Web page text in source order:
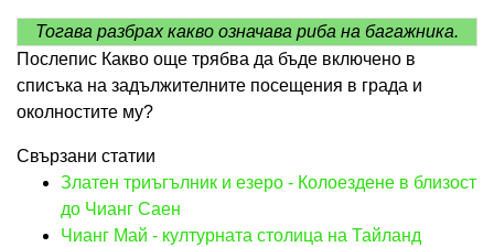
Тогава разбрах какво означава риба на багажника.
Послепис Какво още трябва да бъде включено в
списъка на задължителните посещения в града и
околностите му?
Свързани статии
Златен триъгълник и езеро - Колоездене в близост
до Чианг Саен
Чианг Май - културната столица на Тайланд